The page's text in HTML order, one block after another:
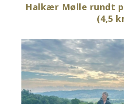
Halkær Mølle rundt
(4,5